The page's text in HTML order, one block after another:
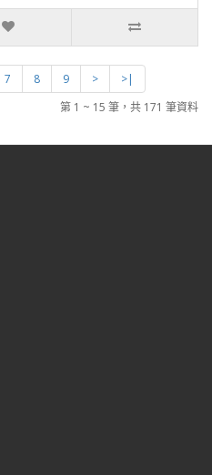
7 8 9 >
>|
第 1 ~ 15 筆，共 171 筆資料